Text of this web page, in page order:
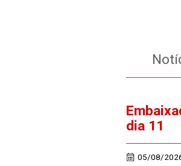
dia 11
05/08/